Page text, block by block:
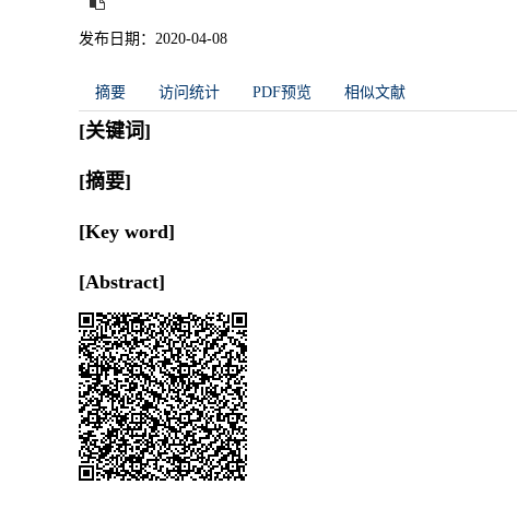
发布日期：2020-04-08
摘要 访问统计 PDF预览 相似文献
[关键词]
[摘要]
[Key word]
[Abstract]